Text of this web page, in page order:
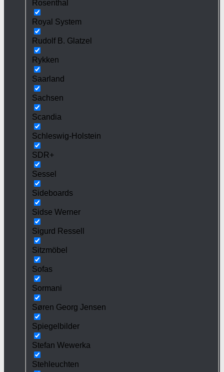
Rosenthal
Royal System
Rudolf B. Glatzel
Rykken
Saarland
Sachsen
Scandia
Schleswig-Holstein
SDR+
Sessel
Sideboards
Sidse Werner
Sigurd Ressell
Sitzmöbel
Sofas
Sormani
Søren Georg Jensen
Spiegelbilder
Stefan Wewerka
Stehleuchten